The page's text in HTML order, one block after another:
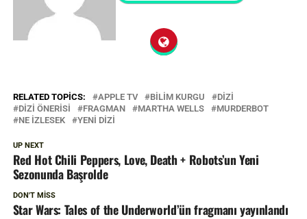
RELATED TOPICS: APPLE TV BILIM KURGU
DIZI
DIZI ÖNERISI
FRAGMAN MARTHA WELLS
MURDERBOT
NE IZLESEK
YENI DIZI
UP NEXT
Red Hot Chili Peppers, Love, Death + Robots’un Yeni
Sezonunda Başrolde
DON'T MISS
Star Wars: Tales of the Underworld’ün fragmanı yayınlandı